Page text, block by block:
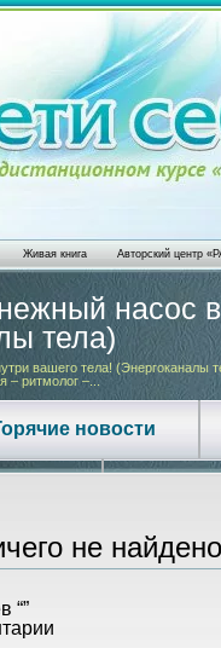
насос
тела)
вашего тела! (Энергоканалы
ритмолог –...
Живая книга Авторский центр
новости
не
“”